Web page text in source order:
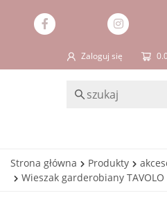
Zaloguj się
Strona główna Produkty
Wieszak garderobiany